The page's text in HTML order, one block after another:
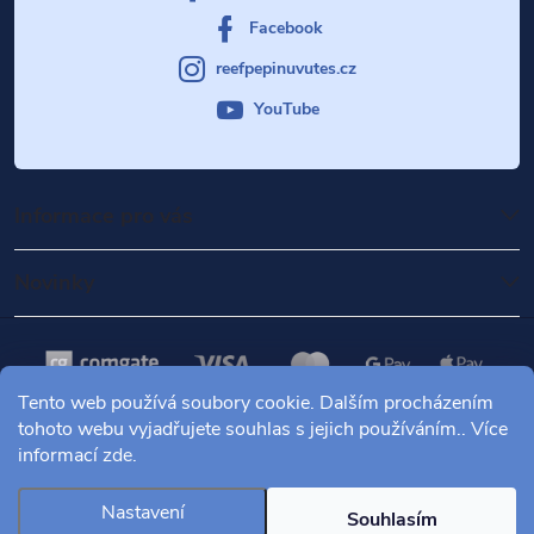
Tento web používá soubory cookie. Dalším procházením
tohoto webu vyjadřujete souhlas s jejich používáním.. Více
informacízde.
Nastavení Souhlasím
Facebook
reefpepinuvutes.cz
YouTube
Copyright 2026
vyhrazena.